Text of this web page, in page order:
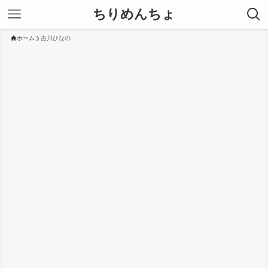
ちりめんちょ
ホーム 吉川ひなの